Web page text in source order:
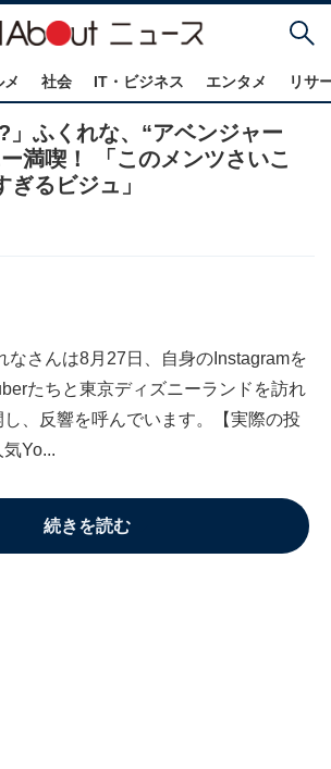
メ 社会 IT・ビジネス エンタメ リサ
」ふくれな、“アベンジャー
満喫！ 「このメンツさいこ
ぎるビジュ」
なさんは8月27日、自身のInstagramを
たちと東京ディズニーランドを訪れ
、反響を呼んでいます。【実際の投
Yo...
続きを読む